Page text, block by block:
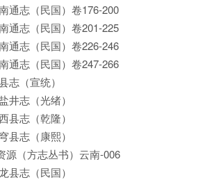
志（民国）卷176-200
志（民国）卷201-225
志（民国）卷226-246
志（民国）卷247-266
（宣统）
志（光绪）
志（乾隆）
志（康熙）
源（方志丛书）云南-006
志（民国）